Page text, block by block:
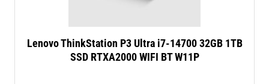
Lenovo ThinkStation P3 Ultra i7-14700 32GB 1TB
SSD RTXA2000 WIFI BT W11P